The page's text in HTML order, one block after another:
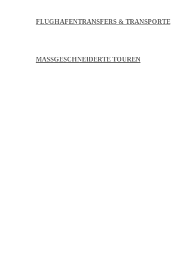
FLUGHAFENTRANSFERS & TRANSPORTE
MASSGESCHNEIDERTE TOUREN